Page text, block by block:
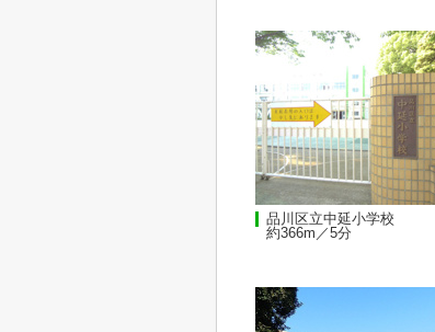
品川区立中延小学校
約366m／5分